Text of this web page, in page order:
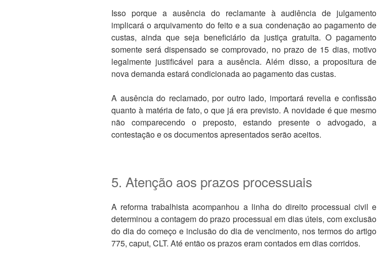
Isso porque a ausência do reclamante à audiência de julgamento
implicará o arquivamento do feito e a sua condenação ao pagamento de
custas, ainda que seja beneficiário da justiça gratuita. O pagamento
somente será dispensado se comprovado, no prazo de 15 dias, motivo
legalmente justificável para a ausência. Além disso, a propositura de
nova demanda estará condicionada ao pagamento das custas.
A ausência do reclamado, por outro lado, importará revelia e confissão
quanto à matéria de fato, o que já era previsto. A novidade é que mesmo
não comparecendo o preposto, estando presente o advogado, a
contestação e os documentos apresentados serão aceitos.
5. Atenção aos prazos processuais
A reforma trabalhista acompanhou a linha do direito processual civil e
determinou a contagem do prazo processual em dias úteis, com exclusão
do dia do começo e inclusão do dia de vencimento, nos termos do artigo
775, caput, CLT. Até então os prazos eram contados em dias corridos.